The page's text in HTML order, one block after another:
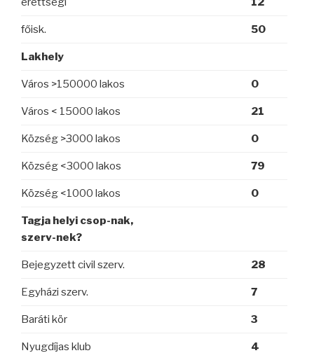
főisk. 50
Lakhely
Város >150000 lakos 0
Város < 15000 lakos 21
Község >3000 lakos 0
Község <3000 lakos 79
Község <1000 lakos 0
Tagja helyi csop-nak,
szerv-nek?
Bejegyzett civil szerv. 28
Egyházi szerv. 7
Baráti kör 3
Nyugdíjas klub 4